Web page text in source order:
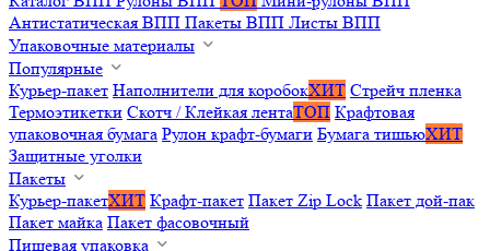
Антистатическая ВПП Пакеты ВПП Листы ВПП
Упаковочные материалы
Популярные
Курьер-пакет Наполнители для коробокХИТ Стрейч пленка
Термоэтикетки Скотч / Клейкая лентаТОП Крафтовая
упаковочная бумага Рулон крафт-бумаги Бумага тишьюХИТ
Защитные уголки
Пакеты
Курьер-пакетХИТ Крафт-пакет Пакет Zip Lock Пакет дой-пак
Пакет майка Пакет фасовочный
Пищевая упаковка